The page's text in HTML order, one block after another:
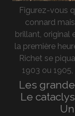
Figurez-vous
connard
brillant, original
la première
Richet se
1903 ou
Les
Le